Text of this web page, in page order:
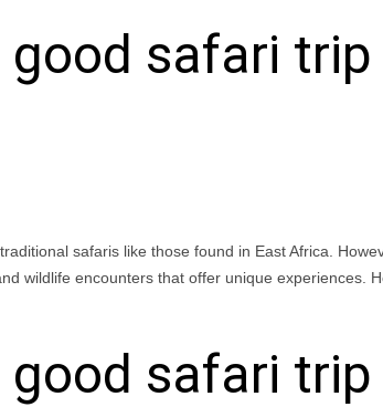
good safari trip
safaris like those found in East Africa.
wildlife encounters that offer unique experiences.
good safari trip